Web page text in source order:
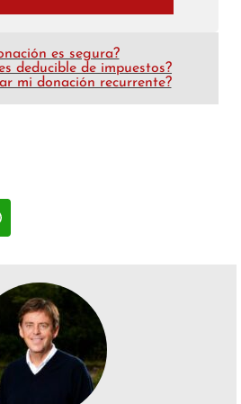
es segura?
deducible de impuestos?
mi donación recurrente?